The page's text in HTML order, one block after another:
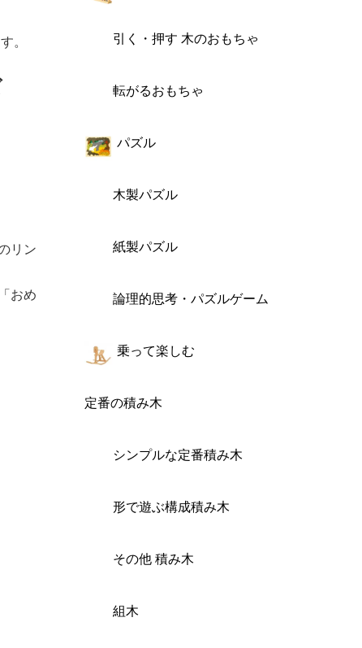
。
リン
おめ
引く・押す 木のおもちゃ
転がるおもちゃ
パズル
木製パズル
紙製パズル
論理的思考・パズルゲーム
乗って楽しむ
定番の積み木
シンプルな定番積み木
形で遊ぶ構成積み木
その他 積み木
組木